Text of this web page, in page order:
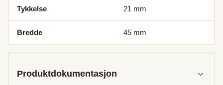
Tykkelse 21 mm
Bredde 45 mm
Produktdokumentasjon